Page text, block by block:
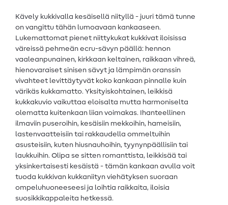
Kävely kukkivalla kesäisellä niityllä - juuri tämä tunne
on vangittu tähän lumoavaan kankaaseen.
Lukemattomat pienet niittykukat kukkivat iloisissa
väreissä pehmeän ecru-sävyn päällä: hennon
vaaleanpunainen, kirkkaan keltainen, raikkaan vihreä,
hienovaraiset sinisen sävyt ja lämpimän oranssin
vivahteet levittäytyvät koko kankaan pinnalle kuin
värikäs kukkamatto. Yksityiskohtainen, leikkisä
kukkakuvio vaikuttaa eloisalta mutta harmoniselta
olematta kuitenkaan liian voimakas. Ihanteellinen
ilmaviin puseroihin, kesäisiin mekkoihin, hameisiin,
lastenvaatteisiin tai rakkaudella ommeltuihin
asusteisiin, kuten hiusnauhoihin, tyynynpäällisiin tai
laukkuihin. Olipa se sitten romanttista, leikkisää tai
yksinkertaisesti kesäistä - tämän kankaan avulla voit
tuoda kukkivan kukkaniityn viehätyksen suoraan
ompeluhuoneeseesi ja loihtia raikkaita, iloisia
suosikkikappaleita hetkessä.